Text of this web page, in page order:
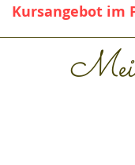
Kursangebot im